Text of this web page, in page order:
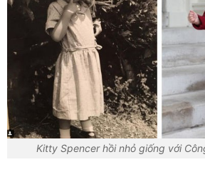
Kitty Spencer hồi nhỏ giống với